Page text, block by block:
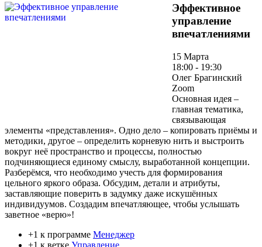
Эффективное
управление
впечатлениями
15 Марта
18:00 - 19:30
Олег Брагинский
Zoom
Основная идея –
главная тематика,
связывающая
элементы «представления». Одно дело – копировать приёмы и
методики, другое – определить корневую нить и выстроить
вокруг неё пространство и процессы, полностью
подчиняющиеся единому смыслу, выработанной концепции.
Разберёмся, что необходимо учесть для формирования
цельного яркого образа. Обсудим, детали и атрибуты,
заставляющие поверить в задумку даже искушённых
индивидуумов. Создадим впечатляющее, чтобы услышать
заветное «верю»!
+1 к программе Менеджер
+1 к ветке Управление